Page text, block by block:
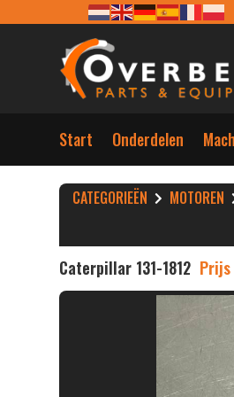
Start Onderdelen
CATEGORIEËN MOTOREN
Caterpillar 131-1812 Prijs